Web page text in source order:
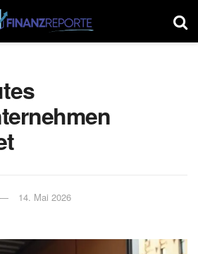
14. Mai 2026